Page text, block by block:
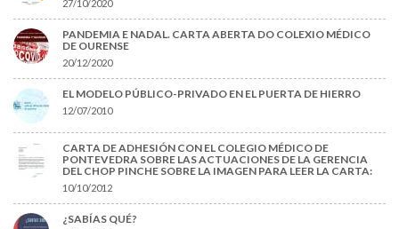
27/10/2020
PANDEMIA E NADAL. CARTA ABERTA DO COLEXIO MÉDICO
DE OURENSE
20/12/2020
EL MODELO PÚBLICO-PRIVADO EN EL PUERTA DE HIERRO
12/07/2010
CARTA DE ADHESIÓN CON EL COLEGIO MÉDICO DE
PONTEVEDRA SOBRE LAS ACTUACIONES DE LA GERENCIA
DEL CHOP PINCHE SOBRE LA IMAGEN PARA LEER LA CARTA:
10/10/2012
¿SABÍAS QUÉ?